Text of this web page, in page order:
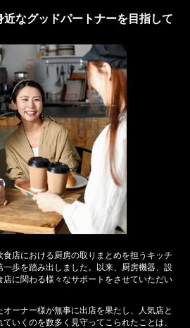
なグッドパートナーを目指して
店における厨房の取りまとめを担うキッチ
歩を踏み出しました。以来、厨房機器、設
に関わる様々なサポートをさせていただい
ーナー様が無事に出店を果たし、人気店と
いくのを数多く見守ってこられたことは、